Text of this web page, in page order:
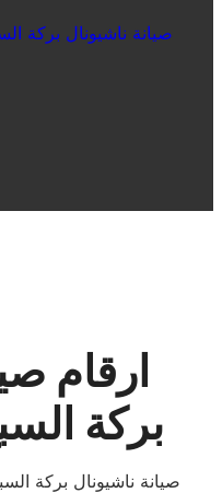
صيانة ناشيونال بركة
ارقام
بركة
صيانة ناشيونال بركة